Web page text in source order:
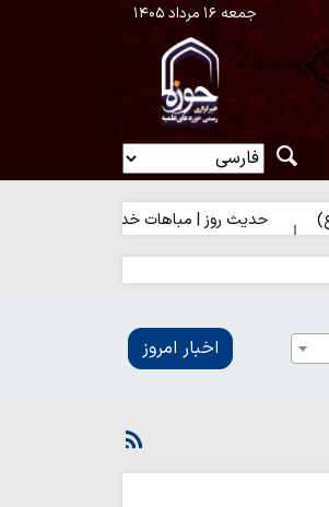
جمعه ۱۶ مرداد ۱۴۰۵
| مباهات خداوند به زائر امام حسین(ع)
اخبار امروز